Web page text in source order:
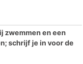
zwemmen en een
schrijf je in voor de